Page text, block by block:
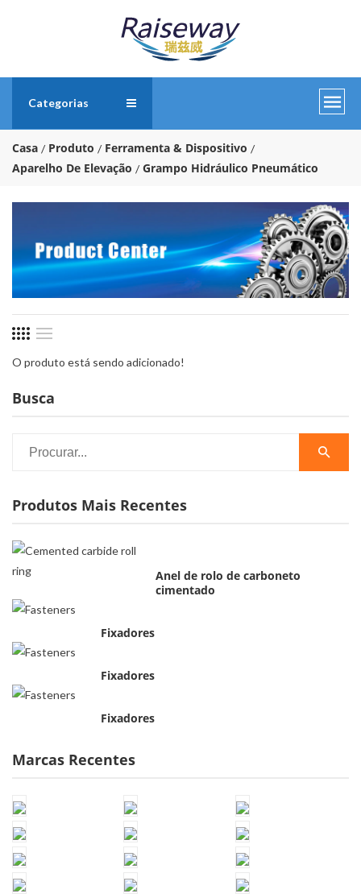
Categorias
Casa Produto
Ferramenta & Dispositivo
Aparelho De Elevação
Grampo Hidráulico Pneumático
Busca
Produtos Mais Recentes
Anel de rolo de carboneto
cimentado
Fixadores
Fixadores
Fixadores
Marcas Recentes
O produto está sendo adicionado!